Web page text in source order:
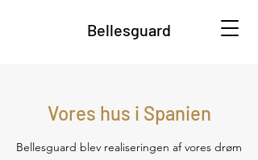
Bellesguard
Vores hus i Spanien
Bellesguard blev realiseringen af vores drøm